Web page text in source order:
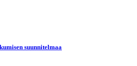
suunnitelmaa